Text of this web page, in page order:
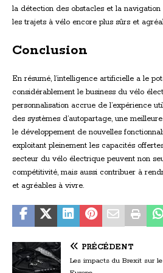
la détection des obstacles et la navigation
les trajets à vélo encore plus sûrs et
Conclusion
En résumé, l’intelligence artificielle a le
considérablement le business du vélo
personnalisation accrue de l’expérience
des systèmes d’autopartage, une
le développement de nouvelles
exploitant pleinement les capacités
secteur du vélo électrique peuvent non
compétitivité, mais aussi contribuer à
et agréables à vivre.
PRÉCÉDENT
Les impacts du Brexit sur